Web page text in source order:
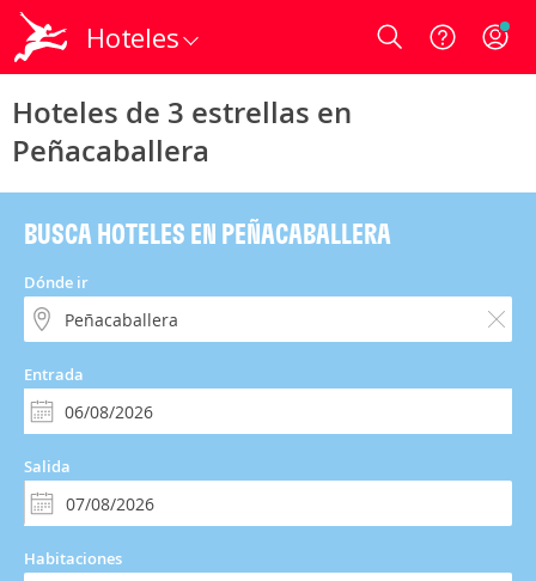
Hoteles Login
Hoteles de 3 estrellas en
Peñacaballera
BUSCA HOTELES EN PEÑACABALLERA
Dónde ir
Entrada
Salida
Habitaciones